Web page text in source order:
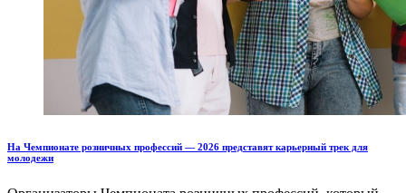
На Чемпионате розничных профессий — 2026 представят карьерный трек для
молодежи